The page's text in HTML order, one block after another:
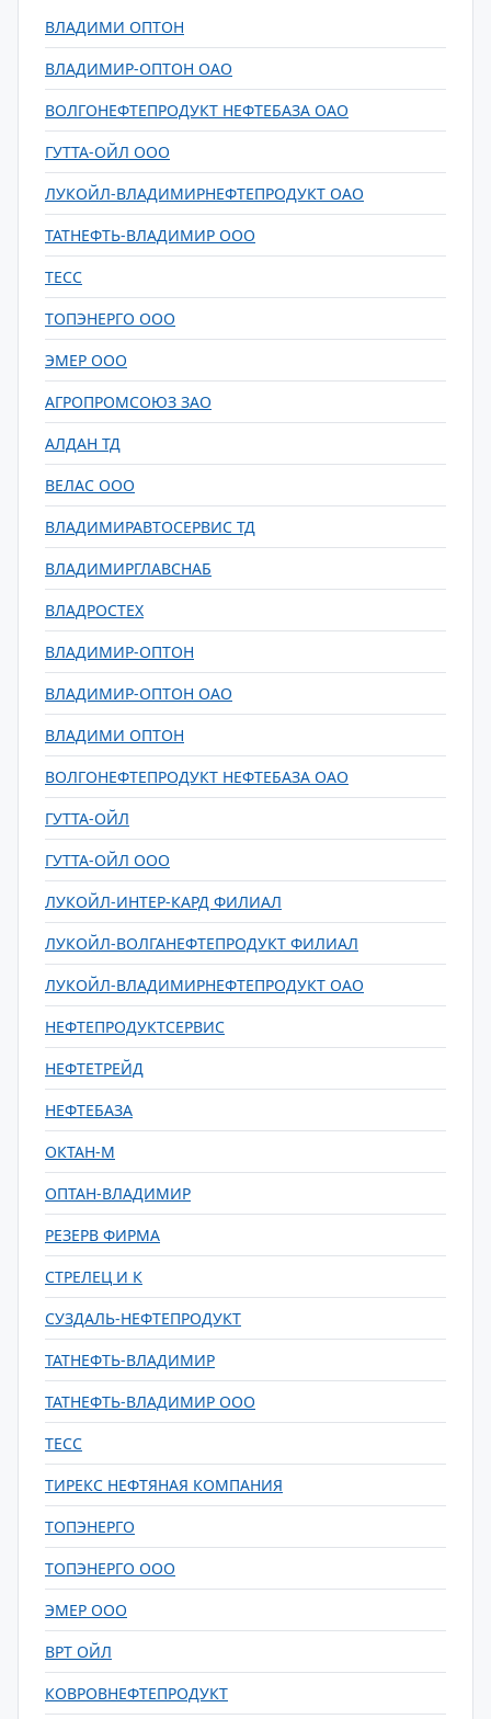
ВЛАДИМИ ОПТОН
ВЛАДИМИР-ОПТОН ОАО
ВОЛГОНЕФТЕПРОДУКТ НЕФТЕБАЗА ОАО
ГУТТА-ОЙЛ ООО
ЛУКОЙЛ-ВЛАДИМИРНЕФТЕПРОДУКТ ОАО
ТАТНЕФТЬ-ВЛАДИМИР ООО
ТЕСС
ТОПЭНЕРГО ООО
ЭМЕР ООО
АГРОПРОМСОЮЗ ЗАО
АЛДАН ТД
ВЕЛАС ООО
ВЛАДИМИРАВТОСЕРВИС ТД
ВЛАДИМИРГЛАВСНАБ
ВЛАДРОСТЕХ
ВЛАДИМИР-ОПТОН
ВЛАДИМИР-ОПТОН ОАО
ВЛАДИМИ ОПТОН
ВОЛГОНЕФТЕПРОДУКТ НЕФТЕБАЗА ОАО
ГУТТА-ОЙЛ
ГУТТА-ОЙЛ ООО
ЛУКОЙЛ-ИНТЕР-КАРД ФИЛИАЛ
ЛУКОЙЛ-ВОЛГАНЕФТЕПРОДУКТ ФИЛИАЛ
ЛУКОЙЛ-ВЛАДИМИРНЕФТЕПРОДУКТ ОАО
НЕФТЕПРОДУКТСЕРВИС
НЕФТЕТРЕЙД
НЕФТЕБАЗА
ОКТАН-М
ОПТАН-ВЛАДИМИР
РЕЗЕРВ ФИРМА
СТРЕЛЕЦ И К
СУЗДАЛЬ-НЕФТЕПРОДУКТ
ТАТНЕФТЬ-ВЛАДИМИР
ТАТНЕФТЬ-ВЛАДИМИР ООО
ТЕСС
ТИРЕКС НЕФТЯНАЯ КОМПАНИЯ
ТОПЭНЕРГО
ТОПЭНЕРГО ООО
ЭМЕР ООО
ВРТ ОЙЛ
КОВРОВНЕФТЕПРОДУКТ